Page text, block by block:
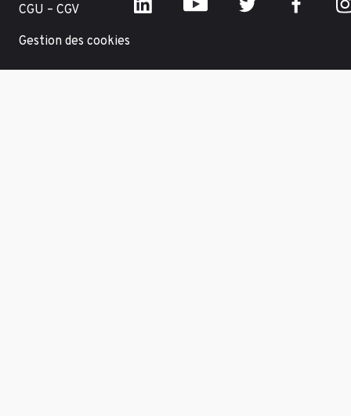
CGU – CGV
Gestion des cookies